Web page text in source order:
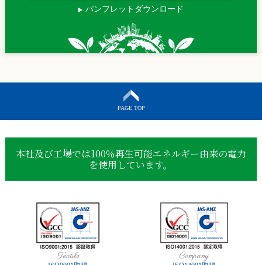
パンフレットダウンロード
PAGE TOP
本社及び工場では100％再生可能エネルギー由来の電力
を使用しています。
Textile Company